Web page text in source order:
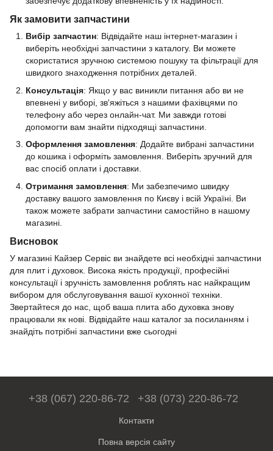
Як замовити запчастини
Вибір запчастин: Відвідайте наш інтернет-магазин і
виберіть необхідні запчастини з каталогу. Ви можете
скористатися зручною системою пошуку та фільтрації для
швидкого знаходження потрібних деталей.
Консультація: Якщо у вас виникли питання або ви не
впевнені у виборі, зв'яжіться з нашими фахівцями по
телефону або через онлайн-чат. Ми завжди готові
допомогти вам знайти підходящі запчастини.
Оформлення замовлення: Додайте вибрані запчастини
до кошика і оформіть замовлення. Виберіть зручний для
вас спосіб оплати і доставки.
Отримання замовлення: Ми забезпечимо швидку
доставку вашого замовлення по Києву і всій Україні. Ви
також можете забрати запчастини самостійно в нашому
магазині.
Висновок
У магазині Кайзер Сервіс ви знайдете всі необхідні запчастини
для плит і духовок. Висока якість продукції, професійні
консультації і зручність замовлення роблять нас найкращим
вибором для обслуговування вашої кухонної техніки.
Звертайтеся до нас, щоб ваша плита або духовка знову
працювали як нові. Відвідайте наш каталог за посиланням і
знайдіть потрібні запчастини вже сьогодні
+38 (067) 220-86-72 +38 (073) 220-86-72
Контакти
Повна версія сайту